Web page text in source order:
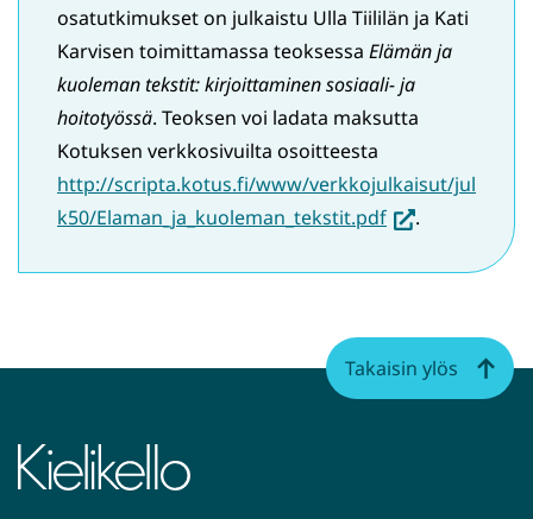
osatutkimukset on julkaistu Ulla Tiililän ja Kati
Karvisen toimittamassa teoksessa Elämän ja
kuoleman tekstit: kirjoittaminen sosiaali- ja
hoitotyössä. Teoksen voi ladata maksutta
Kotuksen verkkosivuilta osoitteesta
http://scripta.kotus.fi/www/verkkojulkaisut/jul
k50/Elaman_ja_kuoleman_tekstit.pdf(siirryt
.
Takaisin ylös